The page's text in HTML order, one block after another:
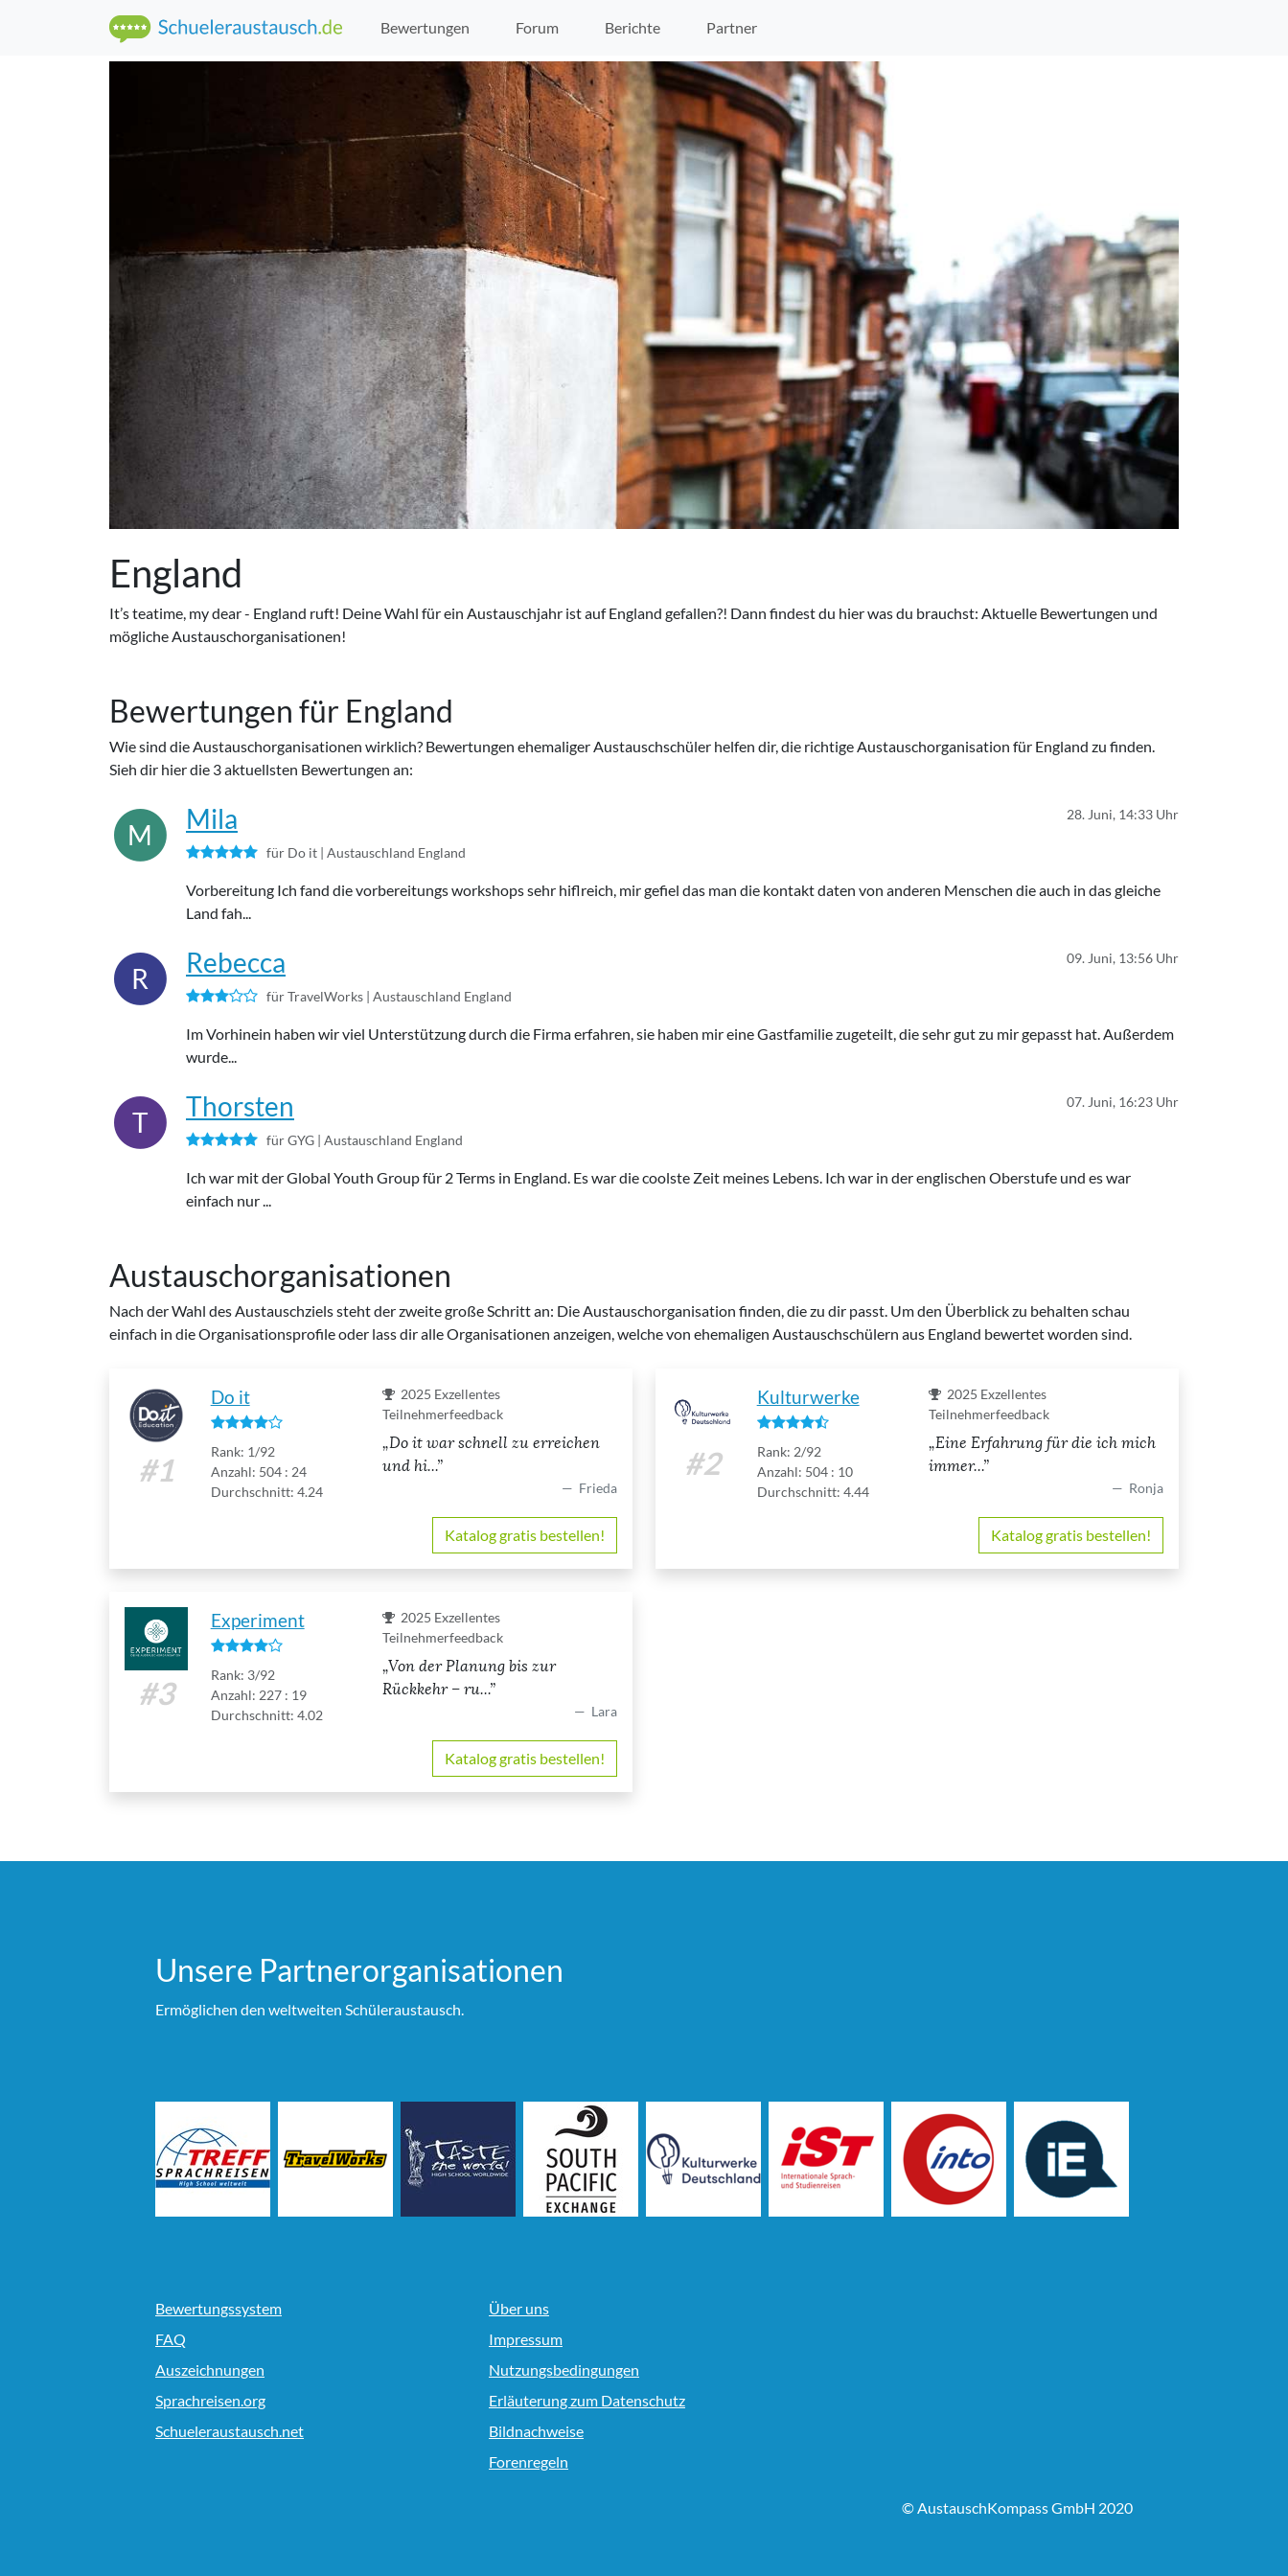
Bewertungen Forum Berichte Partner
England
It’s teatime, my dear - England ruft! Deine Wahl für ein Austauschjahr ist auf England gefallen?! Dann findest du hier was du brauchst: Aktuelle Bewertungen und
mögliche Austauschorganisationen!
Bewertungen für England
Wie sind die Austauschorganisationen wirklich? Bewertungen ehemaliger Austauschschüler helfen dir, die richtige Austauschorganisation für England zu finden.
Sieh dir hier die 3 aktuellsten Bewertungen an:
M
28. Juni, 14:33 Uhr
Mila
für Do it | Austauschland England
Vorbereitung Ich fand die vorbereitungs workshops sehr hiflreich, mir gefiel das man die kontakt daten von anderen Menschen die auch in das gleiche
Land fah...
R
09. Juni, 13:56 Uhr
Rebecca
für TravelWorks | Austauschland England
Im Vorhinein haben wir viel Unterstützung durch die Firma erfahren, sie haben mir eine Gastfamilie zugeteilt, die sehr gut zu mir gepasst hat. Außerdem
wurde...
T
07. Juni, 16:23 Uhr
Thorsten
für GYG | Austauschland England
Ich war mit der Global Youth Group für 2 Terms in England. Es war die coolste Zeit meines Lebens. Ich war in der englischen Oberstufe und es war
einfach nur ...
Austauschorganisationen
Nach der Wahl des Austauschziels steht der zweite große Schritt an: Die Austauschorganisation finden, die zu dir passt. Um den Überblick zu behalten schau
einfach in die Organisationsprofile oder lass dir alle Organisationen anzeigen, welche von ehemaligen Austauschschülern aus England bewertet worden sind.
#1
Do it
Rank: 1/92
Anzahl: 504 : 24
Durchschnitt: 4.24
2025 Exzellentes
Teilnehmerfeedback
Do it war schnell zu erreichen
und hi...
Frieda
Katalog gratis bestellen!
#2
Kulturwerke
Rank: 2/92
Anzahl: 504 : 10
Durchschnitt: 4.44
2025 Exzellentes
Teilnehmerfeedback
Eine Erfahrung für die ich mich
immer...
Ronja
Katalog gratis bestellen!
#3
Experiment
Rank: 3/92
Anzahl: 227 : 19
Durchschnitt: 4.02
2025 Exzellentes
Teilnehmerfeedback
Von der Planung bis zur
Rückkehr – ru...
Lara
Katalog gratis bestellen!
Unsere Partner­organi­sationen
Ermöglichen den weltweiten Schüleraustausch.
Bewertungssystem
FAQ
Auszeichnungen
Sprachreisen.org
Schueleraustausch.net
Über uns
Impressum
Nutzungsbedingungen
Erläuterung zum Datenschutz
Bildnachweise
Forenregeln
© AustauschKompass GmbH 2020